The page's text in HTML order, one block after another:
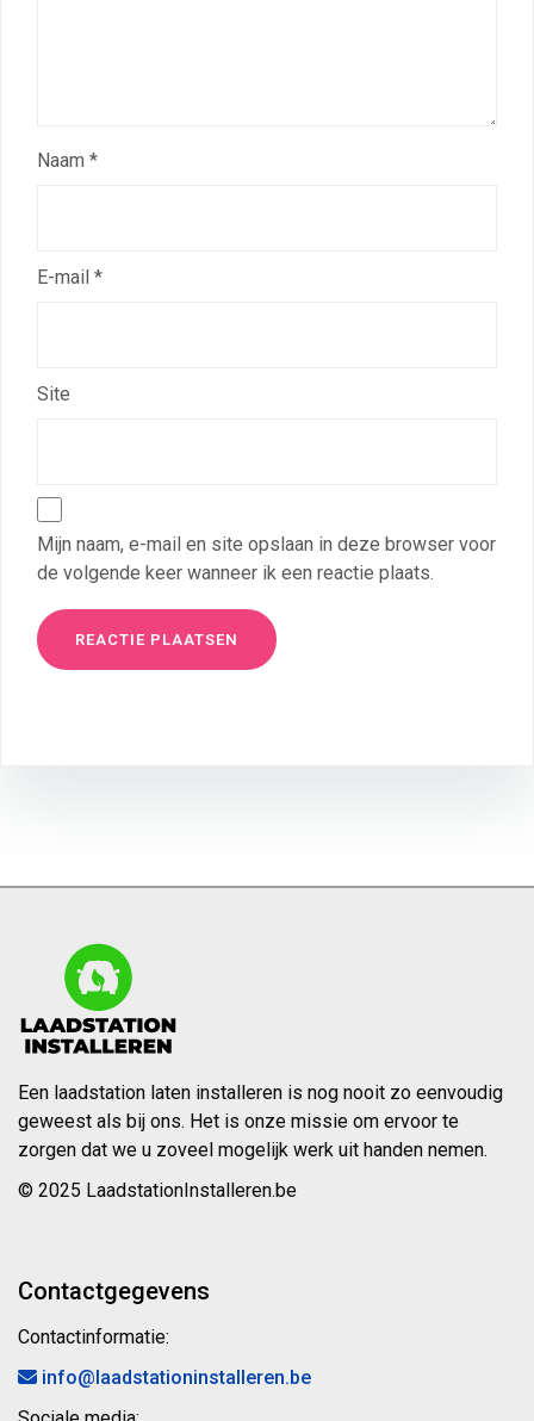
Naam *
E-mail *
Site
Mijn naam, e-mail en site opslaan in deze browser voor
de volgende keer wanneer ik een reactie plaats.
Een laadstation laten installeren is nog nooit zo eenvoudig
geweest als bij ons. Het is onze missie om ervoor te
zorgen dat we u zoveel mogelijk werk uit handen nemen.
© 2025 LaadstationInstalleren.be
Contactgegevens
Contactinformatie:
info@laadstationinstalleren.be